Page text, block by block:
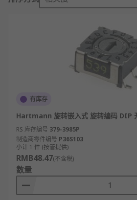
比如设定设备地址、选择通信波特率
其核心优势是无需软件编程，即可快
数调整，广泛应用于工业控制设备、
适合需远程或频繁修改参数的场景。
DIP开关的工作原理
基于手动机械操作改变电路状
片实现开关单元的通断切换。
每个独立开关单元对应一组电
上或向下时，触点连接不同电路
有库存
Hartmann 旋转嵌入式 旋转编码 DIP
RS 库存编号 379-3985P
制造商零件编号 P36S103
小计 1 件 (按管提供)
RMB48.47(不含税)
数量